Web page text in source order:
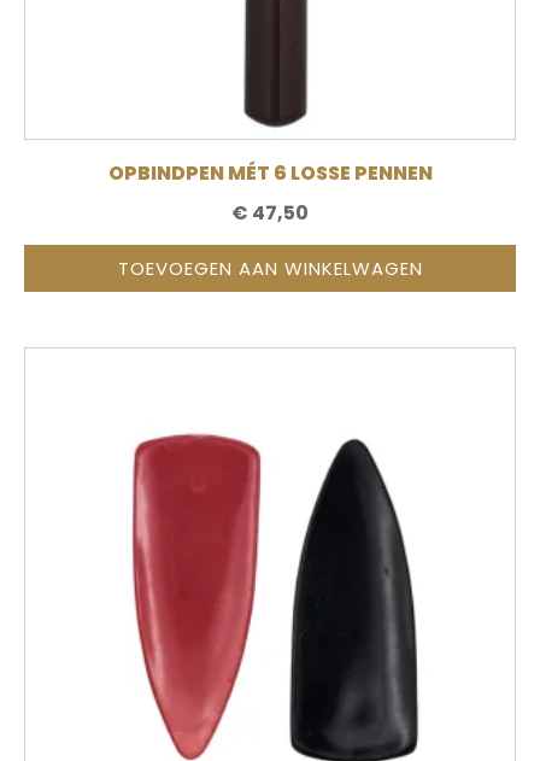
OPBINDPEN MÉT 6 LOSSE PENNEN
€ 47,50
TOEVOEGEN AAN WINKELWAGEN